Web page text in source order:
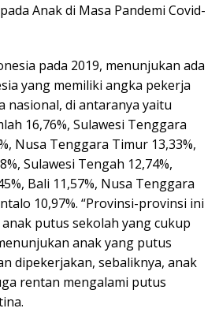
Anak di Masa Pandemi Covid-
pada 2019, menunjukan ada
yang memiliki angka pekerja
nasional, di antaranya yaitu
16,76%, Sulawesi Tenggara
Nusa Tenggara Timur 13,33%,
Sulawesi Tengah 12,74%,
Bali 11,57%, Nusa Tenggara
10,97%. “Provinsi-provinsi ini
putus sekolah yang cukup
anak yang putus
dipekerjakan, sebaliknya, anak
rentan mengalami putus